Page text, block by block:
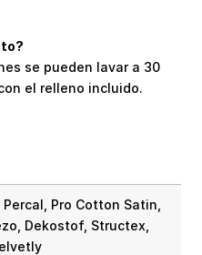
se pueden lavar a 30
el relleno incluido.
Pro Cotton Satin,
Dekostof, Structex,